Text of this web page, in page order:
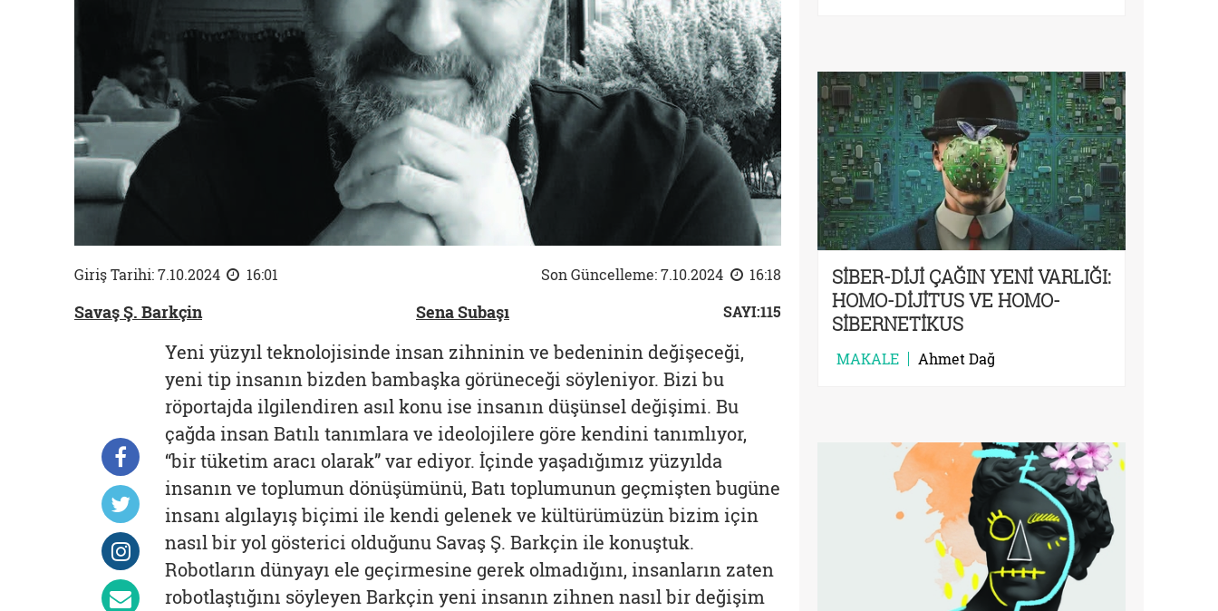
Giriş Tarihi: 7.10.2024 16:01 Son Güncelleme: 7.10.2024 16:18
Savaş Ş. Barkçin Sena Subaşı SAYI:115
Yeni yüzyıl teknolojisinde insan zihninin ve bedeninin değişeceği,
yeni tip insanın bizden bambaşka görüneceği söyleniyor. Bizi bu
röportajda ilgilendiren asıl konu ise insanın düşünsel değişimi. Bu
çağda insan Batılı tanımlara ve ideolojilere göre kendini tanımlıyor,
“bir tüketim aracı olarak” var ediyor. İçinde yaşadığımız yüzyılda
insanın ve toplumun dönüşümünü, Batı toplumunun geçmişten bugüne
insanı algılayış biçimi ile kendi gelenek ve kültürümüzün bizim için
nasıl bir yol gösterici olduğunu Savaş Ş. Barkçin ile konuştuk.
Robotların dünyayı ele geçirmesine gerek olmadığını, insanların zaten
robotlaştığını söyleyen Barkçin yeni insanın zihnen nasıl bir değişim
SİBER-DİJİ ÇAĞIN YENİ VARLIĞI:
HOMO-DİJİTUS VE HOMO-
SİBERNETİKUS
MAKALE Ahmet Dağ